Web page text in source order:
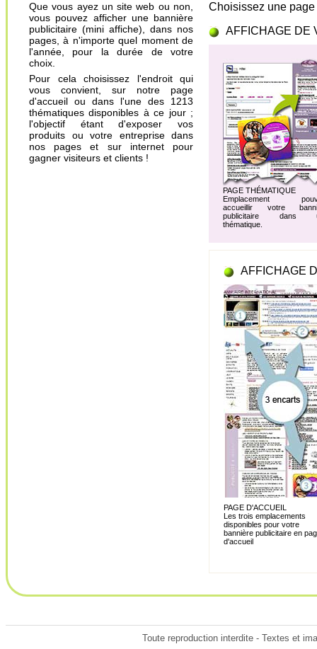
Que vous ayez un site web ou non,
vous pouvez afficher une bannière
publicitaire (mini affiche), dans nos
pages, à n'importe quel moment de
l'année, pour la durée de votre
choix.
Pour cela choisissez l'endroit qui
vous convient, sur notre page
d'accueil ou dans l'une des 1213
thématiques disponibles à ce jour ;
l'objectif étant d'exposer vos
produits ou votre entreprise dans
nos pages et sur internet pour
gagner visiteurs et clients !
Choisissez une
AFFICHAGE DE
PAGE THÉMATIQUE
Emplacement
accueillir votre
publicitaire dans
thématique.
AFFICHAGE
PAGE D'ACCUEIL
Les trois emplacements
disponibles pour votre
bannière publicitaire en
d'accueil
Toute reproduction interdite - Textes et